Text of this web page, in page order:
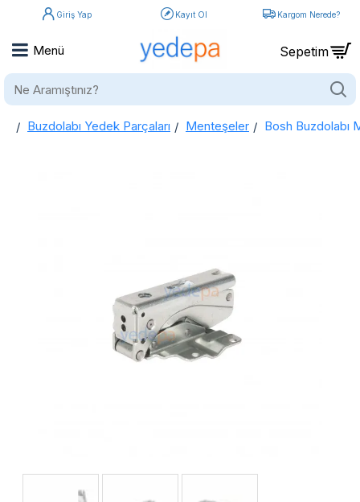
Giriş Yap Kayıt Ol Kargom Nerede?
Ne
home
Buzdolabı Yedek Parçaları Menteşeler Bosh Buzdolabı